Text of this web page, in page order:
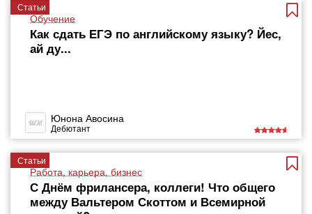
Статьи
Обучение
Как сдать ЕГЭ по английскому языку? Йес,
ай ду...
Юнона Авосина
Дебютант
Статьи
Работа, карьера, бизнес
С Днём фрилансера, коллеги! Что общего
между Вальтером Скоттом и Всемирной